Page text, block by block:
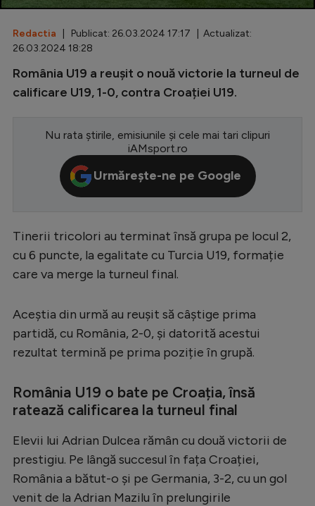
Inedit
Clasamente
Europa League
Conference League
CM 2026
LaLiga
Serie A
Ligue 1
Campionate
EURO 2024
Clasamente
Redactia | Publicat: 26.03.2024 17:17 | Actualizat:
26.03.2024 18:28
România U19 a reușit o nouă victorie la turneul de
calificare U19, 1-0, contra Croației U19.
Nu rata știrile, emisiunile și cele mai tari clipuri
iAMsport.ro
Urmărește-ne pe Google
Tinerii tricolori au terminat însă grupa pe locul 2,
cu 6 puncte, la egalitate cu Turcia U19, formație
care va merge la turneul final.
Aceștia din urmă au reușit să câștige prima
partidă, cu România, 2-0, și datorită acestui
rezultat termină pe prima poziție în grupă.
România U19 o bate pe Croația, însă
ratează calificarea la turneul final
Elevii lui Adrian Dulcea rămân cu două victorii de
prestigiu. Pe lângă succesul în fața Croației,
România a bătut-o și pe Germania, 3-2, cu un gol
venit de la Adrian Mazilu în prelungirile